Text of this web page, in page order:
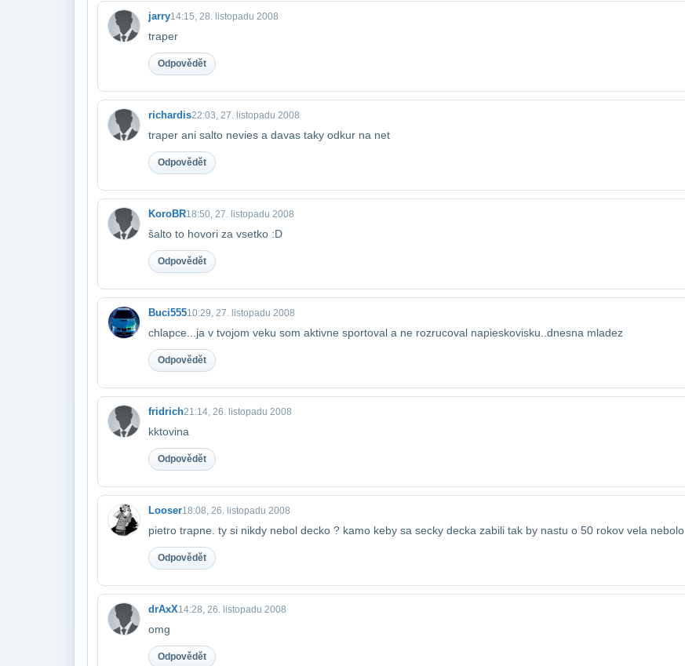
jarry14:15, 28. listopadu 2008
traper
Odpovědět
richardis22:03, 27. listopadu 2008
traper ani salto nevies a davas taky odkur na net
Odpovědět
KoroBR18:50, 27. listopadu 2008
šalto to hovori za vsetko :D
Odpovědět
Buci55510:29, 27. listopadu 2008
chlapce...ja v tvojom veku som aktivne sportoval a ne rozrucoval na​pieskovisku..dnesna mladez
Odpovědět
fridrich21:14, 26. listopadu 2008
kktovina
Odpovědět
Looser18:08, 26. listopadu 2008
pietro trapne. ty si nikdy nebol decko ? kamo keby sa secky decka zabili tak by nas​tu o 50 rokov vela nebolo
Odpovědět
drAxX14:28, 26. listopadu 2008
omg
Odpovědět